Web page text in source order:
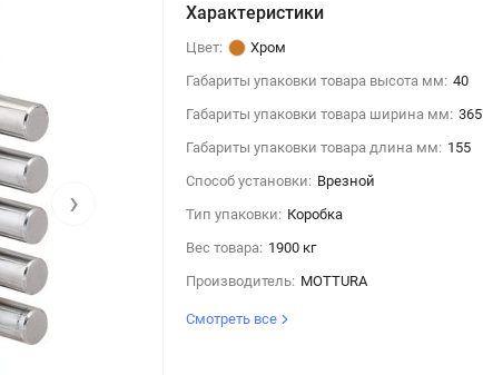
›
Характеристики
Цвет:
Хром
Габариты упаковки товара высота мм: 40
Габариты упаковки товара ширина мм: 365
Габариты упаковки товара длина мм: 155
Способ установки: Врезной
Тип упаковки: Коробка
Вес товара: 1900 кг
Производитель: MOTTURA
Смотреть все